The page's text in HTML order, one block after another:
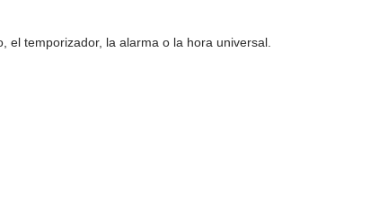
temporizador, la alarma o la hora universal.